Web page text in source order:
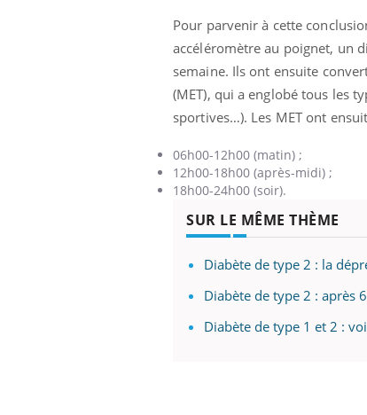
Pour parvenir à cette
accéléromètre au poignet, un
semaine. Ils ont ensuite
(MET), qui a englobé tous les
sportives…). Les MET ont
06h00-12h00 (matin) ;
12h00-18h00 (après-midi) ;
18h00-24h00 (soir).
SUR LE MÊME THÈME
Diabète de type 2 : la
Diabète de type 2 : après
Diabète de type 1 et 2 :